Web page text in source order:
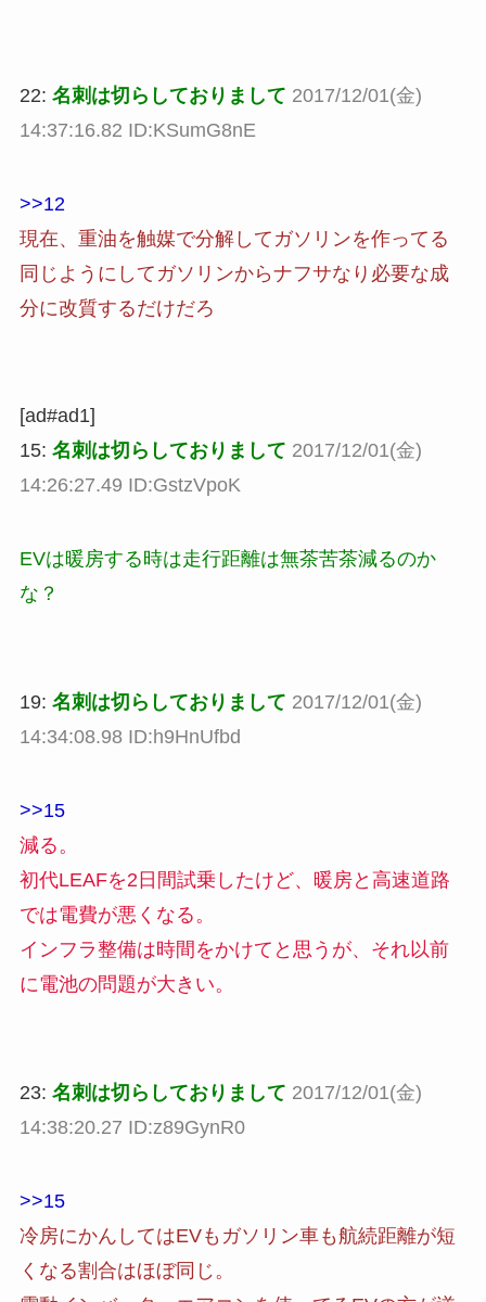
22: 名刺は切らしておりまして 2017/12/01(金)
14:37:16.82 ID:KSumG8nE
>>12
現在、重油を触媒で分解してガソリンを作ってる
同じようにしてガソリンからナフサなり必要な成
分に改質するだけだろ
[ad#ad1]
15: 名刺は切らしておりまして 2017/12/01(金)
14:26:27.49 ID:GstzVpoK
EVは暖房する時は走行距離は無茶苦茶減るのか
な？
19: 名刺は切らしておりまして 2017/12/01(金)
14:34:08.98 ID:h9HnUfbd
>>15
減る。
初代LEAFを2日間試乗したけど、暖房と高速道路
では電費が悪くなる。
インフラ整備は時間をかけてと思うが、それ以前
に電池の問題が大きい。
23: 名刺は切らしておりまして 2017/12/01(金)
14:38:20.27 ID:z89GynR0
>>15
冷房にかんしてはEVもガソリン車も航続距離が短
くなる割合はほぼ同じ。